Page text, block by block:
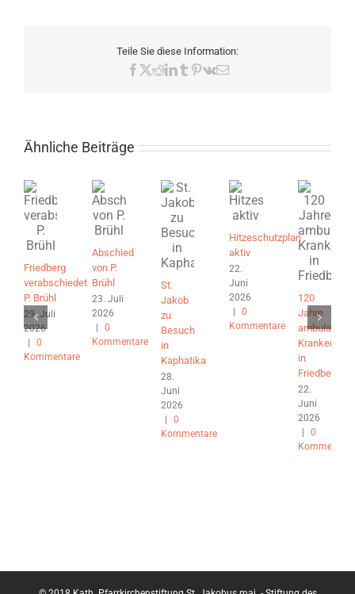
Teile Sie diese Information:
Facebook
X Reddit
LinkedIn
Tumblr
Pinterest
VkE-
Ähnliche Beiträge
Friedberg
verabschiedet
P. Brühl
29. Juli
2026
0
Kommentare
Abschied
von P.
Brühl
23. Juli
2026
0
Kommentare
St.
Jakob
zu
Besuch
in
Kaphatika
28.
Juni
2026
0
Kommentare
Hitzeschutzplan
aktiv
22.
Juni
2026
0
Kommentare
120
Jahre
ambulante
in
Friedberg
22.
Juni
2026
0
Kommentare